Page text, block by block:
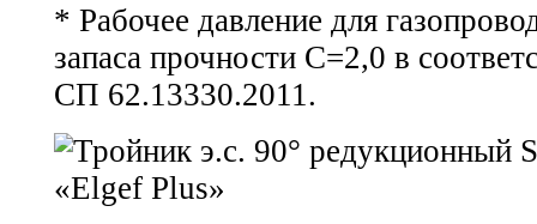
* Рабочее давление для
запаса прочности С=2,0 в
СП 62.13330.2011.